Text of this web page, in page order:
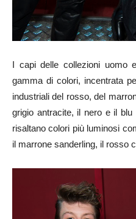
I capi delle collezioni uomo
gamma di colori, incentrata
industriali del rosso, del
grigio antracite, il nero e il
risaltano colori più luminosi
il marrone sanderling, il rosso